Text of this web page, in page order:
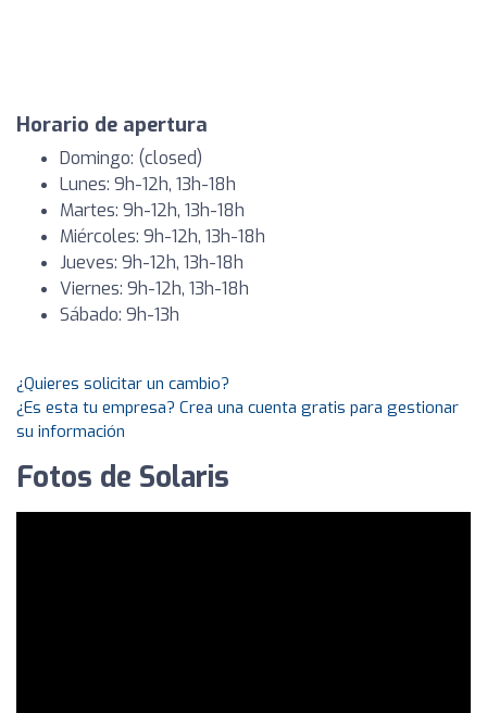
Horario de apertura
Domingo: (closed)
Lunes: 9h-12h, 13h-18h
Martes: 9h-12h, 13h-18h
Miércoles: 9h-12h, 13h-18h
Jueves: 9h-12h, 13h-18h
Viernes: 9h-12h, 13h-18h
Sábado: 9h-13h
¿Quieres solicitar un cambio?
¿Es esta tu empresa? Crea una cuenta gratis para gestionar
su información
Fotos de Solaris